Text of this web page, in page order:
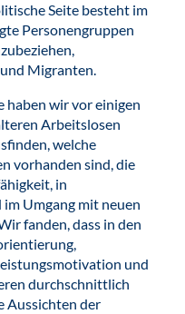
Seite besteht im
Personengruppen
Migranten.
haben wir vor einigen
Arbeitslosen
welche
vorhanden sind, die
in
Umgang mit neuen
fanden, dass in den
und
durchschnittlich
Aussichten der